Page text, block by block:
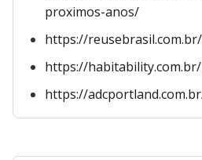
proximos-anos/
https://
https://
https://